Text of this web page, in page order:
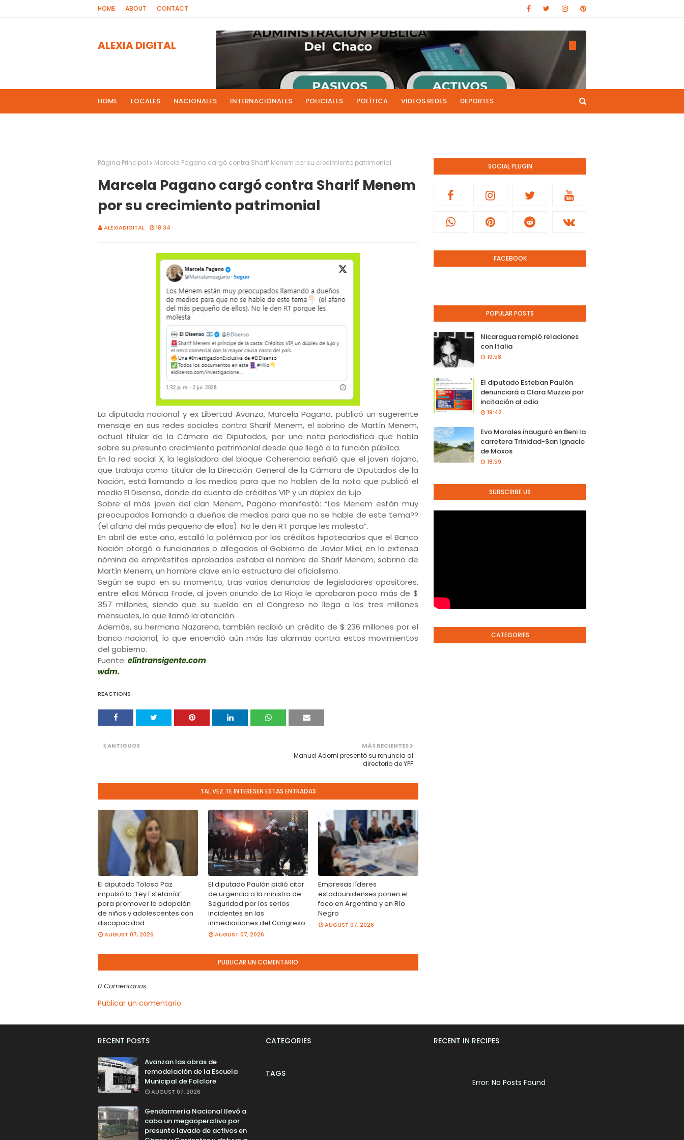
HOME ABOUT CONTACT
ALEXIA DIGITAL
HOME LOCALES NACIONALES INTERNACIONALES POLICIALES POLÍTICA VIDEOS REDES DEPORTES
Página Principal Marcela Pagano cargó contra Sharif Menem por su crecimiento patrimonial
Marcela Pagano cargó contra Sharif Menem
por su crecimiento patrimonial
ALEXIADIGITAL 18:34
La diputada nacional y ex Libertad Avanza, Marcela Pagano, publicó un sugerente
mensaje en sus redes sociales contra Sharif Menem, el sobrino de Martín Menem,
actual titular de la Cámara de Diputados, por una nota periodística que habla
sobre su presunto crecimiento patrimonial desde que llegó a la función pública.
En la red social X, la legisladora del bloque Coherencia señaló que el joven riojano,
que trabaja como titular de la Dirección General de la Cámara de Diputados de la
Nación, está llamando a los medios para que no hablen de la nota que publicó el
medio El Disenso, donde da cuenta de créditos VIP y un dúplex de lujo.
Sobre el más joven del clan Menem, Pagano manifestó: “Los Menem están muy
preocupados llamando a dueños de medios para que no se hable de este tema??
(el afano del más pequeño de ellos). No le den RT porque les molesta”.
En abril de este año, estalló la polémica por los créditos hipotecarios que el Banco
Nación otorgó a funcionarios o allegados al Gobierno de Javier Milei; en la extensa
nómina de empréstitos aprobados estaba el nombre de Sharif Menem, sobrino de
Martín Menem, un hombre clave en la estructura del oficialismo.
Según se supo en su momento, tras varias denuncias de legisladores opositores,
entre ellos Mónica Frade, al joven oriundo de La Rioja le aprobaron poco más de $
357 millones, siendo que su sueldo en el Congreso no llega a los tres millones
mensuales, lo que llamó la atención.
Además, su hermana Nazarena, también recibió un crédito de $ 236 millones por el
banco nacional, lo que encendió aún más las alarmas contra estos movimientos
del gobierno.
Fuente: elintransigente.com
wdm.
REACTIONS
MÁS RECIENTES
Manuel Adorni presentó su renuncia al
directorio de YPF
ANTIGUOS
TAL VEZ TE INTERESEN ESTAS ENTRADAS
El diputado Tolosa Paz
impulsó la “Ley Estefanía”
para promover la adopción
de niños y adolescentes con
discapacidad
AUGUST 07, 2026
El diputado Paulón pidió citar
de urgencia a la ministra de
Seguridad por los serios
incidentes en las
inmediaciones del Congreso
AUGUST 07, 2026
Empresas líderes
estadounidenses ponen el
foco en Argentina y en Río
Negro
AUGUST 07, 2026
PUBLICAR UN COMENTARIO
0 Comentarios
Publicar un comentario
SOCIAL PLUGIN
FACEBOOK
POPULAR POSTS
Nicaragua rompió relaciones
con Italia
10:58
El diputado Esteban Paulón
denunciará a Clara Muzzio por
incitación al odio
19:42
Evo Morales inauguró en Beni la
carretera Trinidad-San Ignacio
de Moxos
18:59
SUBSCRIBE US
CATEGORIES
RECENT POSTS
Avanzan las obras de
remodelación de la Escuela
Municipal de Folclore
AUGUST 07, 2026
Gendarmería Nacional llevó a
cabo un megaoperativo por
presunto lavado de activos en
CATEGORIES
TAGS
RECENT IN RECIPES
Error: No Posts Found